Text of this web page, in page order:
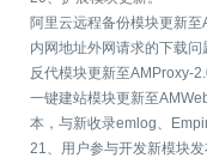
阿里云远程备份模块更新
内网地址外网请求的下载问
反代模块更新至AMProxy-
一键建站模块更新至
本，与新收录emlog、
21、用户参与开发新模块发